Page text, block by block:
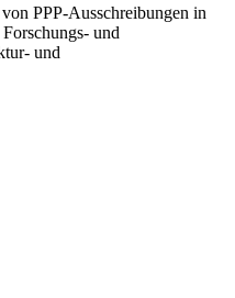
PPP-Ausschreibungen in
und
und